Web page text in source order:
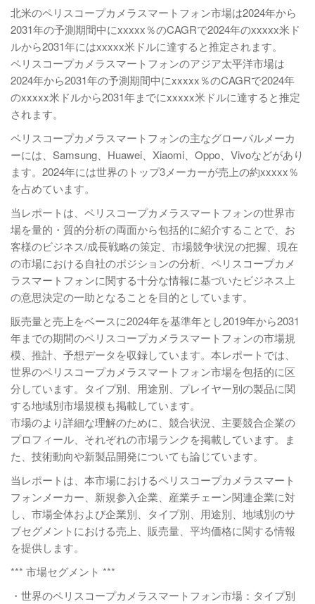
北米のペリスコープカメラスマートフォン市場は2024年から
2031年の予測期間中にxxxxx％のCAGRで2024年のxxxxx米ド
ルから2031年にはxxxxx米ドルに達すると推定されます。
ペリスコープカメラスマートフォンのアジア太平洋市場は
2024年から2031年の予測期間中にxxxxx％のCAGRで2024年
のxxxxx米ドルから2031年までにxxxxx米ドルに達すると推定
されます。
ペリスコープカメラスマートフォンの主なグローバルメーカ
ーには、Samsung、Huawei、Xiaomi、Oppo、Vivoなどがあり
ます。2024年には世界のトップ3メーカーが売上の約xxxxx％
を占めています。
当レポートは、ペリスコープカメラスマートフォンの世界市
場を量的・質的分析の両面から包括的に紹介することで、お
客様のビジネス/成長戦略の策定、市場競争状況の把握、現在
の市場における自社のポジションの分析、ペリスコープカメ
ラスマートフォンに関する十分な情報に基づいたビジネス上
の意思決定の一助となることを目的としています。
販売量と売上をベースに2024年を基準年とし2019年から2031
年までの期間のペリスコープカメラスマートフォンの市場規
模、推計、予想データを収録しています。本レポートでは、
世界のペリスコープカメラスマートフォン市場を包括的に区
分しています。タイプ別、用途別、プレイヤー別の製品に関
する地域別市場規模も掲載しています。
市場のより詳細な理解のために、競合状況、主要競合企業の
プロフィール、それぞれの市場ランクを掲載しています。ま
た、技術動向や新製品開発についても論じています。
当レポートは、本市場におけるペリスコープカメラスマート
フォンメーカー、新規参入企業、産業チェーン関連企業に対
し、市場全体および企業別、タイプ別、用途別、地域別のサ
ブセグメントにおける売上、販売量、平均価格に関する情報
を提供します。
*** 市場セグメント ***
・世界のペリスコープカメラスマートフォン市場：タイプ別